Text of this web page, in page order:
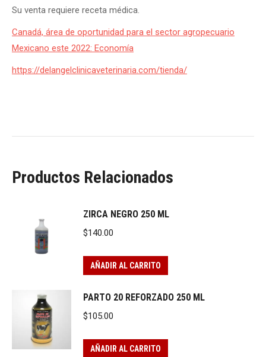
Su venta requiere receta médica.
Canadá, área de oportunidad para el sector agropecuario
Mexicano este 2022: Economía
https://delangelclinicaveterinaria.com/tienda/
Productos Relacionados
ZIRCA NEGRO 250 ML
$140.00
AÑADIR AL CARRITO
PARTO 20 REFORZADO 250 ML
$105.00
AÑADIR AL CARRITO